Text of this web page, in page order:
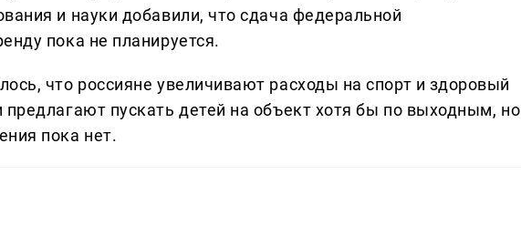
и науки добавили, что сдача федеральной
пока не планируется.
что россияне увеличивают расходы на спорт и здоровый
пускать детей на объект хотя бы по выходным, но
пока нет.